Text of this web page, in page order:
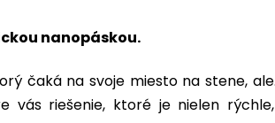
nanopáskou.
čaká na svoje miesto na stene,
vás riešenie, ktoré je nielen